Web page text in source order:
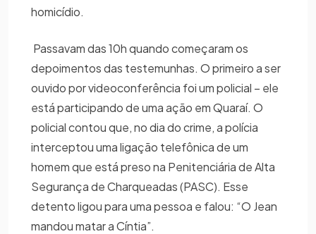
homicídio.
Passavam das 10h quando começaram os
depoimentos das testemunhas. O primeiro a ser
ouvido por videoconferência foi um policial – ele
está participando de uma ação em Quaraí. O
policial contou que, no dia do crime, a polícia
interceptou uma ligação telefônica de um
homem que está preso na Penitenciária de Alta
Segurança de Charqueadas (PASC). Esse
detento ligou para uma pessoa e falou: “O Jean
mandou matar a Cíntia”.